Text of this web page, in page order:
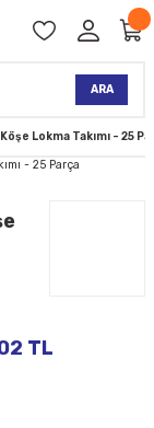
ARA
Lokma Takımı - 25
TL